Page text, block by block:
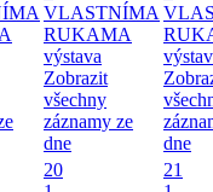
VLASTNÍMA
RUKAMA
výstava
Zobrazit
všechny
záznamy ze
dne
dne
20
21